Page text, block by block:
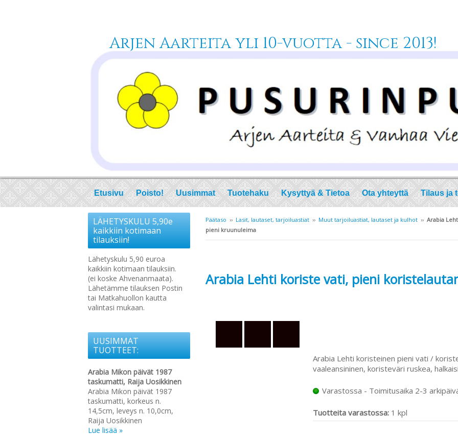
Arjen Aarteita yli 10-vuotta - since 2013!
Etusivu Poisto! Uusimmat Tuotehaku Kysyttyä & Tietoa Ota yhteyttä Tilaus ja
Päätaso ›› Lasit, lautaset, tarjoiluastiat ›› Muut tarjoiluastiat, lautaset ja kulhot ›› Arabia
pieni kruunuleima
Arabia Lehti koriste vati, pieni
Arabia Lehti koristeinen pieni vati /
vaaleansininen, koristeväri ruskea,
Varastossa - Toimitusaika 2-3
Tuotteita varastossa: 1 kpl
LÄHETYSKULU 5,90e
kaikkiin kotimaan
tilauksiin!
Lähetyskulu 5,90 euroa
kaikkiin kotimaan tilauksiin.
(ei koske Ahvenanmaata).
Lähetämme tilauksen Postin
tai Matkahuollon kautta
valintasi mukaan.
UUSIMMAT
TUOTTEET:
Arabia Mikon päivät 1987
taskumatti, Raija Uosikkinen
Arabia Mikon päivät 1987
taskumatti, korkeus n.
14,5cm, leveys n. 10,0cm,
Raija Uosikkinen
Lue lisää »